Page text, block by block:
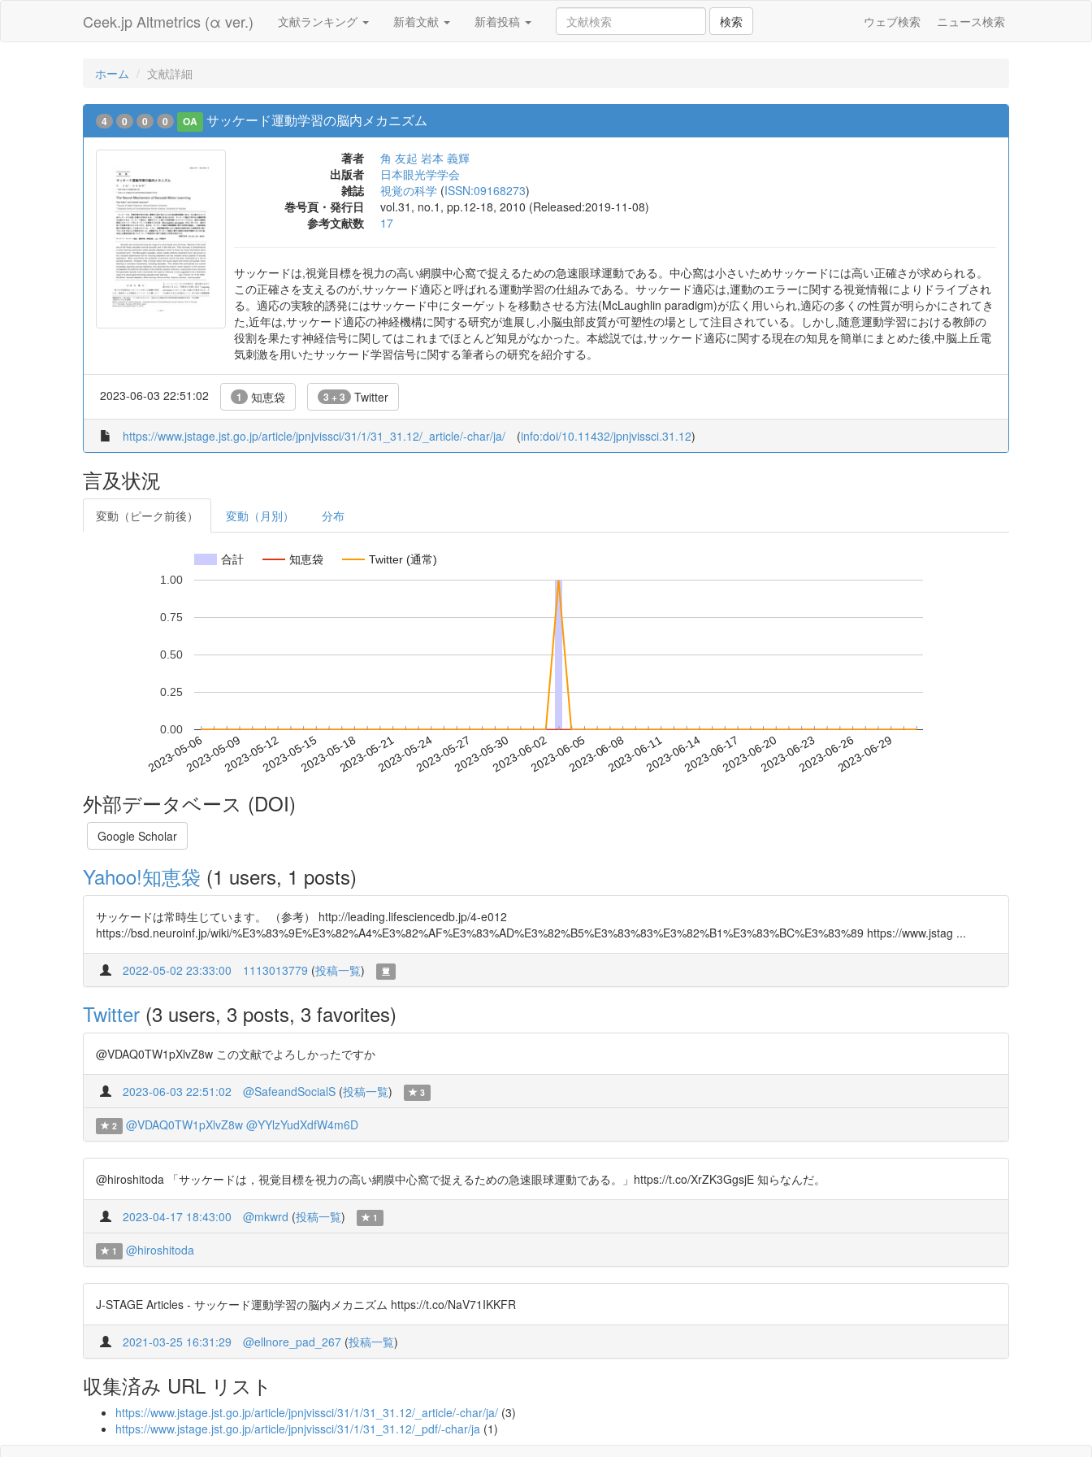
Ceek.jp Altmetrics (α ver.) 文献ランキング 新着文献 新着投稿 検索 ウェブ検索 ニュース検索
ホーム 文献詳細
4 0 0 0 OA サッケード運動学習の脳内メカニズム
著者 角 友起 岩本 義輝
出版者
日本眼光学学会
雑誌
視覚の科学 (ISSN:09168273)
巻号頁・発行日
vol.31, no.1, pp.12-18, 2010 (Released:2019-11-08)
参考文献数
17
サッケードは,視覚目標を視力の高い網膜中心窩で捉えるための急速眼球運動である。中心窩は小さいためサッケードには高い正確さが求められる。
この正確さを支えるのが,サッケード適応と呼ばれる運動学習の仕組みである。サッケード適応は,運動のエラーに関する視覚情報によりドライブされ
る。適応の実験的誘発にはサッケード中にターゲットを移動させる方法(McLaughlin paradigm)が広く用いられ,適応の多くの性質が明らかにされてき
た,近年は,サッケード適応の神経機構に関する研究が進展し,小脳虫部皮質が可塑性の場として注目されている。しかし,随意運動学習における教師の
役割を果たす神経信号に関してはこれまでほとんど知見がなかった。本総説では,サッケード適応に関する現在の知見を簡単にまとめた後,中脳上丘電
気刺激を用いたサッケード学習信号に関する筆者らの研究を紹介する。
2023-06-03 22:51:02 1 知恵袋 3 + 3 Twitter
https://www.jstage.jst.go.jp/article/jpnjvissci/31/1/31_31.12/_article/-char/ja/ (info:doi/10.11432/jpnjvissci.31.12)
言及状況
変動（ピーク前後） 変動（月別） 分布
合計 知恵袋 Twitter (通常)
2023-05-062023-05-092023-05-122023-05-152023-05-182023-05-212023-05-242023-05-272023-05-302023-06-022023-06-052023-06-082023-06-112023-06-142023-06-172023-06-202023-06-232023-06-262023-06-29
0.00
0.25
0.50
0.75
1.00
外部データベース (DOI)
Google Scholar
Yahoo!知恵袋 (1 users, 1 posts)
サッケードは常時生じています。 （参考） http://leading.lifesciencedb.jp/4-e012
https://bsd.neuroinf.jp/wiki/%E3%83%9E%E3%82%A4%E3%82%AF%E3%83%AD%E3%82%B5%E3%83%83%E3%82%B1%E3%83%BC%E3%83%89 https://www.jstag ...
2022-05-02 23:33:00 1113013779 (投稿一覧)
Twitter (3 users, 3 posts, 3 favorites)
@VDAQ0TW1pXlvZ8w この文献でよろしかったですか
2023-06-03 22:51:02 @SafeandSocialS (投稿一覧) 3
2 @VDAQ0TW1pXlvZ8w @YYlzYudXdfW4m6D
@hiroshitoda 「サッケードは，視覚目標を視力の高い網膜中心窩で捉えるための急速眼球運動である。」https://t.co/XrZK3GgsjE 知らなんだ。
2023-04-17 18:43:00 @mkwrd (投稿一覧) 1
1 @hiroshitoda
J-STAGE Articles - サッケード運動学習の脳内メカニズム https://t.co/NaV71IKKFR
2021-03-25 16:31:29 @ellnore_pad_267 (投稿一覧)
収集済み URL リスト
https://www.jstage.jst.go.jp/article/jpnjvissci/31/1/31_31.12/_article/-char/ja/ (3)
https://www.jstage.jst.go.jp/article/jpnjvissci/31/1/31_31.12/_pdf/-char/ja (1)